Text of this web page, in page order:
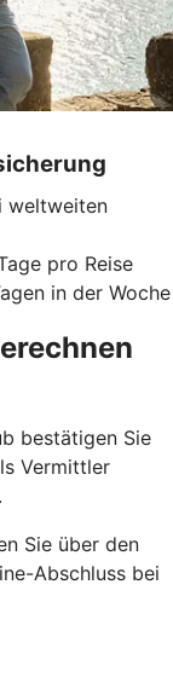
weltweiten
pro Reise
in der Woche
bestätigen Sie
Vermittler
Sie über den
Abschluss bei